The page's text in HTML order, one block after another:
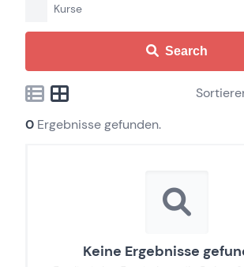
Kurse
Search
0 Ergebnisse gefunden.
Keine Ergebnisse